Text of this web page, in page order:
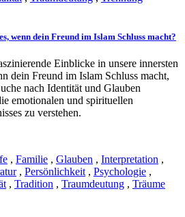
wenn dein Freund im Islam Schluss macht?
Einblicke in unsere innersten
dein Freund im Islam Schluss macht,
nach Identität und Glauben
emotionalen und spirituellen
zu verstehen.
, Familie , Glauben , Interpretation ,
, Persönlichkeit , Psychologie ,
, Tradition , Traumdeutung , Träume